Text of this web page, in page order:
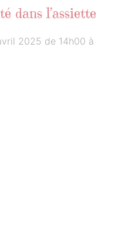
dans l’assiette
2025 de 14h00 à